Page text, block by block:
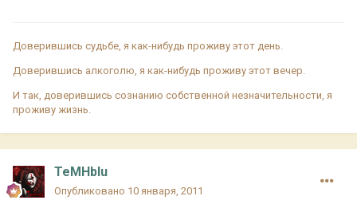
Доверившись судьбе, я как-нибудь проживу этот день.
Доверившись алкоголю, я как-нибудь проживу этот вечер.
И так, доверившись сознанию собственной незначительности, я
проживу жизнь.
TeMHbIu
Опубликовано 10 января, 2011